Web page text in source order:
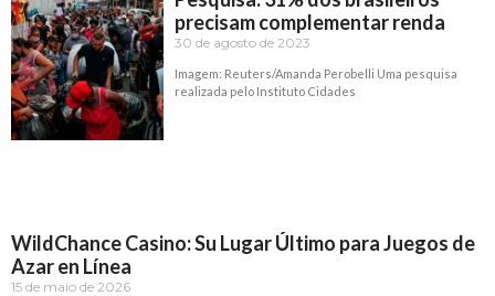
precisam complementar renda
30 de agosto de 2023
Imagem: Reuters/Amanda Perobelli Uma pesquisa
realizada pelo Instituto Cidades
WildChance Casino: Su Lugar Último para Juegos de
Azar en Línea
15 de maio de 2026